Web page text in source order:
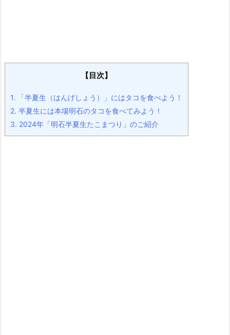
【目次】
1. 「半夏生（はんげしょう）」にはタコを食べよう！
2. 半夏生には本場明石のタコを食べてみよう！
3. 2024年「明石半夏生たこまつり」のご紹介